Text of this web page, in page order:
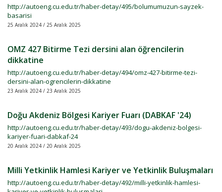
http://autoeng.cu.edu.tr/haber-detay/495/bolumumuzun-sayzek-
basarisi
25 Aralık 2024 / 25 Aralık 2025
OMZ 427 Bitirme Tezi dersini alan öğrencilerin
dikkatine
http://autoeng.cu.edu.tr/haber-detay/494/omz-427-bitirme-tezi-
dersini-alan-ogrencilerin-dikkatine
23 Aralık 2024 / 23 Aralık 2025
Doğu Akdeniz Bölgesi Kariyer Fuarı (DABKAF '24)
http://autoeng.cu.edu.tr/haber-detay/493/dogu-akdeniz-bolgesi-
kariyer-fuari-dabkaf-24
20 Aralık 2024 / 20 Aralık 2025
Milli Yetkinlik Hamlesi Kariyer ve Yetkinlik Buluşmaları
http://autoeng.cu.edu.tr/haber-detay/492/milli-yetkinlik-hamlesi-